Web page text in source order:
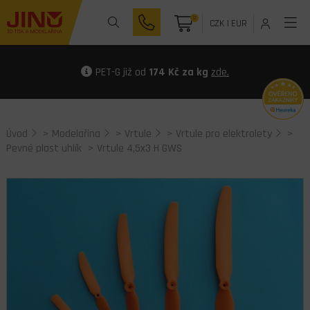
0 CZK| EUR
PET-G již od 174 Kč za kg zde.
Úvod > Modelařina > Vrtule > Vrtule pro elektrolety
>
Pevné plast uhlík > Vrtule 4,5x3 H GWS